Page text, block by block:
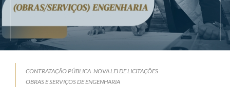
CONTRATAÇÃO PÚBLICA NOVA LEI DE LICITAÇÕES
OBRAS E SERVIÇOS DE ENGENHARIA